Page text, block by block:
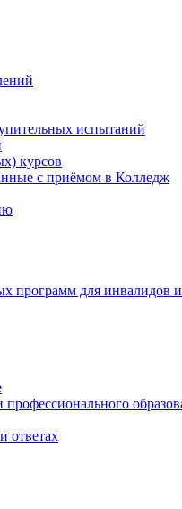
испытаний
курсов
с приёмом в Колледж
программ для
ответах